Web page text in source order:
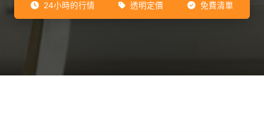
24小時的行情 透明定價 免費清單